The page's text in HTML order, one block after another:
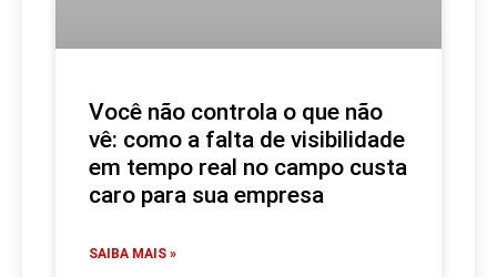
Você não controla o que não
vê: como a falta de visibilidade
em tempo real no campo custa
caro para sua empresa
SAIBA MAIS »